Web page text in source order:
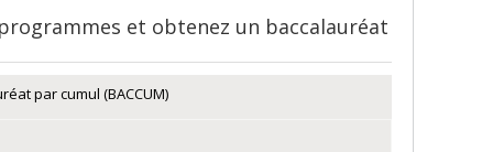
et obtenez un baccalauréat
par cumul (BACCUM)